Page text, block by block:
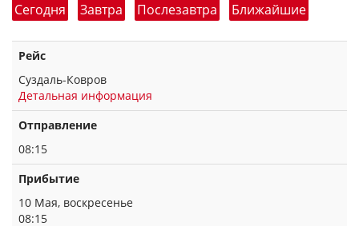
Сегодня
Завтра Послезавтра Ближайшие
Рейс
Суздаль-Ковров
Детальная информация
Отправление
08:15
Прибытие
10 Мая, воскресенье
08:15